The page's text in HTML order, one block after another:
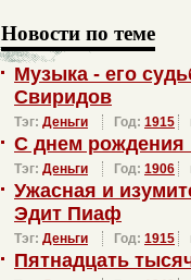
Новости по теме
Музыка - его
Свиридов
Тэг: Деньги Год: 1915
С днем
Тэг: Деньги Год: 1906
Ужасная и
Эдит Пиаф
Тэг: Деньги Год: 1915
Пятнадцать